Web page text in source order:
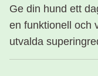
Ge din hund ett
en funktionell och
utvalda